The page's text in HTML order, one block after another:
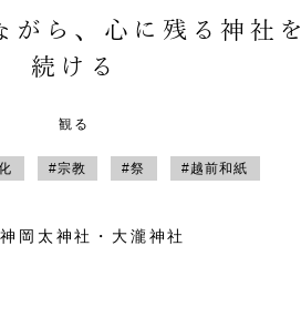
がら、心に残る神社
続ける
観る
#宗教 #祭 #越前和紙
岡太神社・大瀧神社